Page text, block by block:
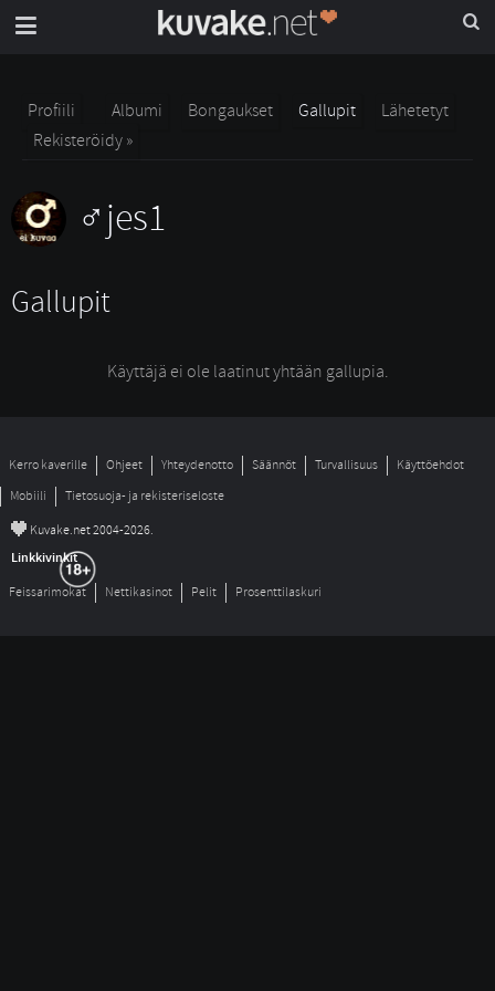
Profiili Albumi Bongaukset Gallupit
Lähetetyt
Rekisteröidy »
jes1
Gallupit
Käyttäjä ei ole laatinut yhtään gallupia.
Kerro kaverille Ohjeet Yhteydenotto Säännöt Turvallisuus
Käyttöehdot
Mobiili
Tietosuoja- ja rekisteriseloste
© Kuvake.net 2004-2026.
Linkkivinkit
Feissarimokat Nettikasinot Pelit Prosenttilaskuri